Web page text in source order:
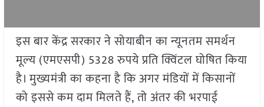
इस बार केंद्र सरकार ने सोयाबीन का न्यूनतम समर्थन
मूल्य (एमएसपी) 5328 रुपये प्रति क्विंटल घोषित किया
है। मुख्यमंत्री का कहना है कि अगर मंडियों में किसानों
को इससे कम दाम मिलते हैं, तो अंतर की भरपाई